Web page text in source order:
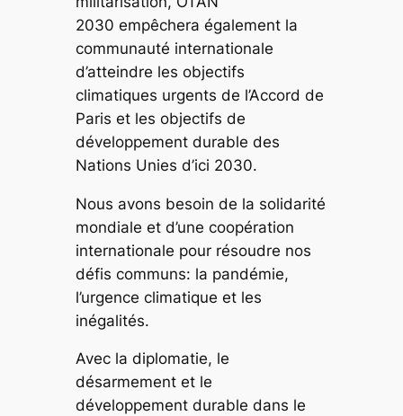
2030 empêchera également la
communauté internationale
d’atteindre les objectifs
climatiques urgents de l’Accord de
Paris et les objectifs de
développement durable des
Nations Unies d’ici 2030.
Nous avons besoin de la solidarité
mondiale et d’une coopération
internationale pour résoudre nos
défis communs: la pandémie,
l’urgence climatique et les
inégalités.
Avec la diplomatie, le
désarmement et le
développement durable dans le